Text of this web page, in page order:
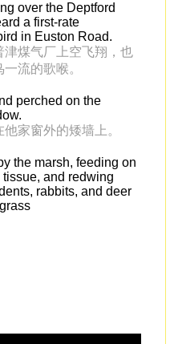
over the Deptford
a first-rate
in Euston Road.
煤气厂上空飞翔，也
流的歌喉。
perched on the
家窗外的矮墙上。
the marsh, feeding on
tissue, and redwing
rabbits, and deer